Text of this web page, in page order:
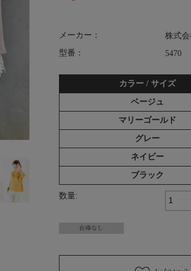
メーカー：
株式
型番：
5470
カラー / サイズ
ベージュ
マリーゴールド
グレー
ネイビー
ブラック
数量: